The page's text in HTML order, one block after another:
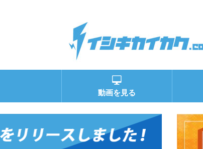
動画を見る